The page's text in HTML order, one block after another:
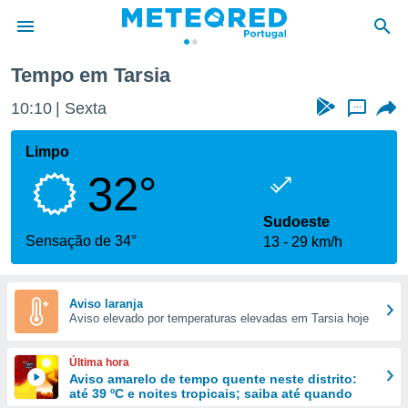
da
foi
fornecidas
a este
das
e
forma
digital
Tempo em Tarsia
10:10 Sexta ...
Limpo
32°
Sensação de 34°
Sudoeste
13
29 km/h
Aviso laranja
Aviso elevado por temperaturas elevadas em Tarsia hoje
Última hora
Aviso amarelo de tempo quente neste distrito:
até 39 ºC e noites tropicais; saiba até quando